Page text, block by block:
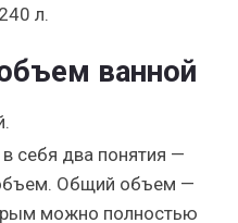
л.
ванной
себя два понятия —
Общий объем —
можно полностью